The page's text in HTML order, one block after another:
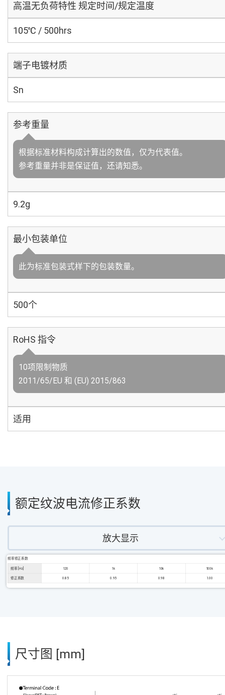
高温无负荷特性 规定时间/规定温度
105℃ / 500hrs
端子电镀材质
Sn
参考重量
根据标准材料构成计算出的数值，仅为代表值。
参考重量并非是保证值，还请知悉。
9.2g
最小包装单位
此为标准包装式样下的包装数量。
500个
RoHS 指令
10项限制物质
2011/65/EU 和 (EU) 2015/863
适用
额定纹波电流修正系数
放大显示
频率修正系数
频率 [Hz] 120 1k 10k 100k
修正系数 0.85 0.95 0.98 1.00
尺寸图 [mm]